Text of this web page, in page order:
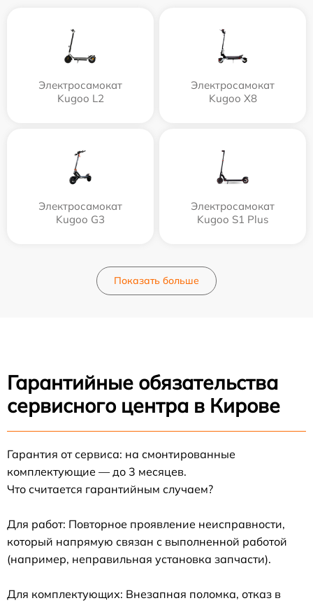
Электросамокат
Kugoo L2
Электросамокат
Kugoo X8
Электросамокат
Kugoo G3
Электросамокат
Kugoo S1 Plus
Показать больше
Гарантийные обязательства
сервисного центра в Кирове
Гарантия от сервиса: на смонтированные
комплектующие — до 3 месяцев.
Что считается гарантийным случаем?
Для работ: Повторное проявление неисправности,
который напрямую связан с выполненной работой
(например, неправильная установка запчасти).
Для комплектующих: Внезапная поломка, отказ в